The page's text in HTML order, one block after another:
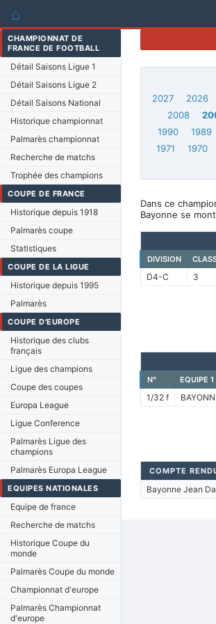
⌂
CHAMPIONNAT DE
FRANCE DE FOOTBALL
Détail Saisons Ligue 1
Détail Saisons Ligue 2
Détail Saisons National
Historique championnat
Palmarès championnat
Recherche de matchs
Trophée des champions
COUPE DE FRANCE
Historique depuis 1918
Palmarès coupe
Statistiques
COUPE DE LA LIGUE
Historique depuis 1995
Palmarès
COUPE D'EUROPE
Historique des clubs
français
Ligue des champions
Coupe des coupes
Europa League
Ligue Conference
Palmarès Ligue des
champions
Palmarès Europa League
EQUIPES NATIONALES
Equipe de france
Recherche de matchs
Historique Coupe du
monde
Palmarès Coupe du monde
Championnat d'europe
Palmarès Championnat
d'europe
2027
2026
2008
1990
1989
1971
1970
Dans ce
Bayonne se
DIVISION
D4-C 3
N°
EQUIPE 1
1/32 f
COMPTE
Bayonne Jean